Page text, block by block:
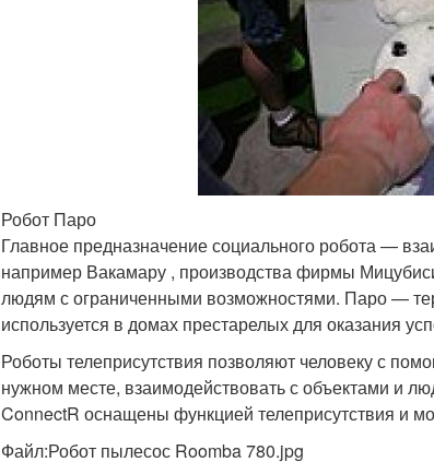
Робот Паро
Главное предназначение социального робота —
например Вакамару , производства фирмы
людям с ограниченными возможностями. Паро —
используется в домах престарелых для оказания
Роботы телеприсутствия позволяют человеку с
нужном месте, взаимодействовать с объектами и
ConnectR оснащены функцией телеприсутствия и
Файл:Робот пылесос Roomba 780.jpg